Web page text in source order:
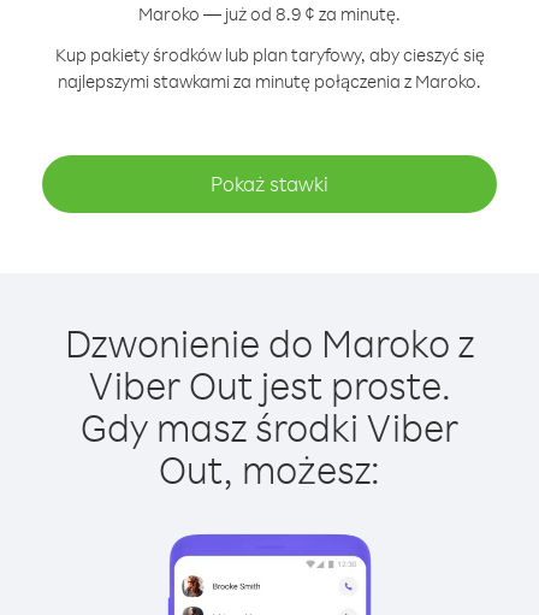
Maroko — już od 8.9 ¢ za minutę.
Kup pakiety środków lub plan taryfowy, aby cieszyć się
najlepszymi stawkami za minutę połączenia z Maroko.
Pokaż stawki
Dzwonienie do Maroko z
Viber Out jest proste.
Gdy masz środki Viber
Out, możesz: